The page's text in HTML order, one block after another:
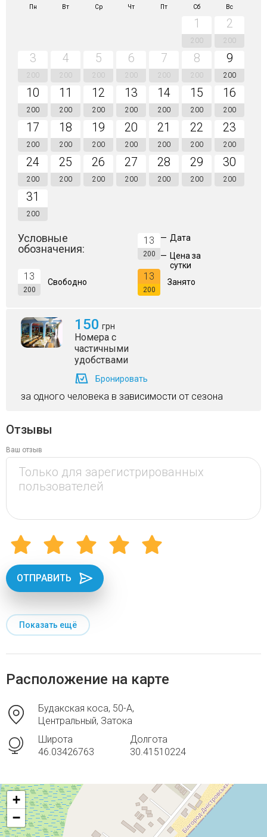
Пн Вт Ср Чт Пт Сб Вс
1
200
2
200
3
200
4
200
5
200
6
200
7
200
8
200
9
200
10
200
11
200
12
200
13
200
14
200
15
200
16
200
17
200
18
200
19
200
20
200
21
200
22
200
23
200
24
200
25
200
26
200
27
200
28
200
29
200
30
200
31
200
Условные
обозначения:
13
200
— Дата
— Цена за
сутки
13
200
Свободно
13
200
Занято
150 грн
Номера с
частичными
удобствами
Бронировать
за одного человека в зависимости от сезона
Отзывы
Ваш отзыв
ОТПРАВИТЬ
Показать ещё
Расположение на карте
Будакская коса, 50-А,
Центральный, Затока
Широта
46.03426763
Долгота
30.41510224
+
−